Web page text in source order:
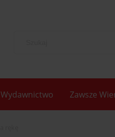
Wydawnictwo Zawsze